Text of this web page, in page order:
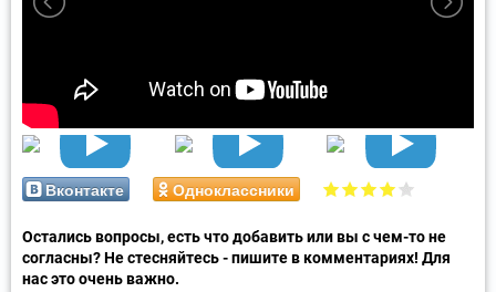
Вконтакте Одноклассники
Остались вопросы, есть что добавить или вы с чем-то не
согласны? Не стесняйтесь - пишите в комментариях! Для
нас это очень важно.